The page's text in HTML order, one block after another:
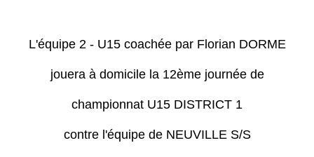
L'équipe 2 - U15 coachée par Florian DORME
jouera à domicile la 12ème journée de
championnat U15 DISTRICT 1
contre l'équipe de NEUVILLE S/S